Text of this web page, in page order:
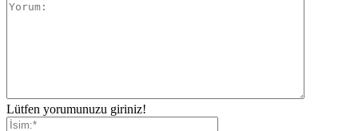
Lütfen yorumunuzu giriniz!